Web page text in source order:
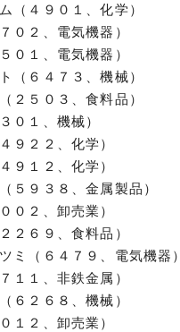
（４９０１、化学）
０２、電気機器）
０１、電気機器）
（６４７３、機械）
２５０３、食料品）
０１、機械）
９２２、化学）
９１２、化学）
５９３８、金属製品）
０２、卸売業）
２６９、食料品）
ミ（６４７９、電気機器）
１１、非鉄金属）
６２６８、機械）
１２、卸売業）